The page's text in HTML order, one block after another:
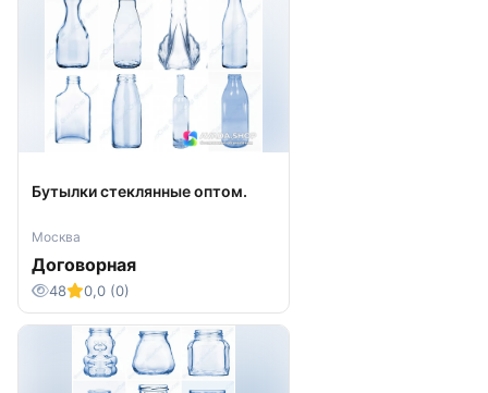
Бутылки стеклянные оптом.
Москва
Договорная
48 0,0 (0)